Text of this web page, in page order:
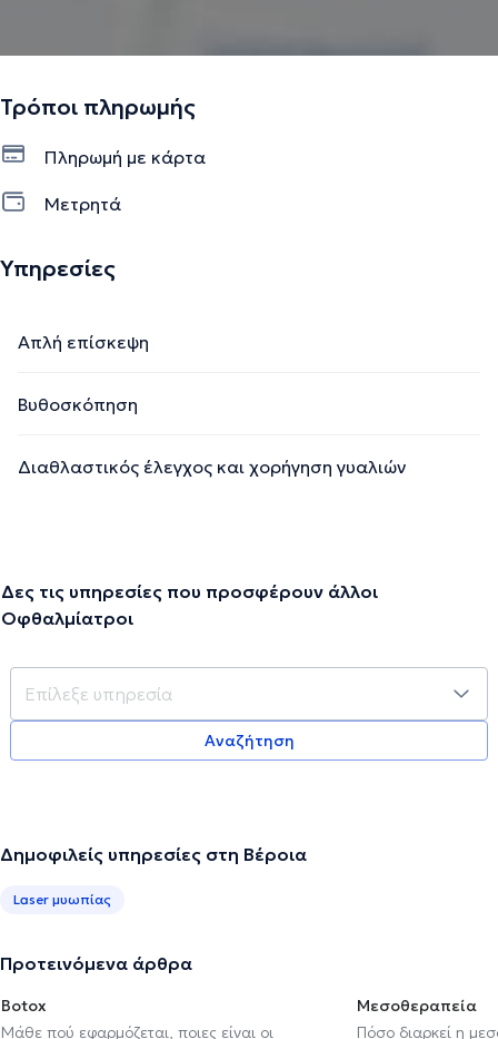
Τρόποι πληρωμής
Πληρωμή με κάρτα
Μετρητά
Υπηρεσίες
Απλή επίσκεψη
Βυθοσκόπηση
Διαθλαστικός έλεγχος και χορήγηση γυαλιών
Δες τις υπηρεσίες που προσφέρουν άλλοι
Οφθαλμίατροι
Αναζήτηση
Δημοφιλείς υπηρεσίες στη Βέροια
Laser μυωπίας
Προτεινόμενα άρθρα
Botox
Μάθε πού εφαρμόζεται, ποιες είναι οι
Μεσοθεραπεία
Πόσο διαρκεί η